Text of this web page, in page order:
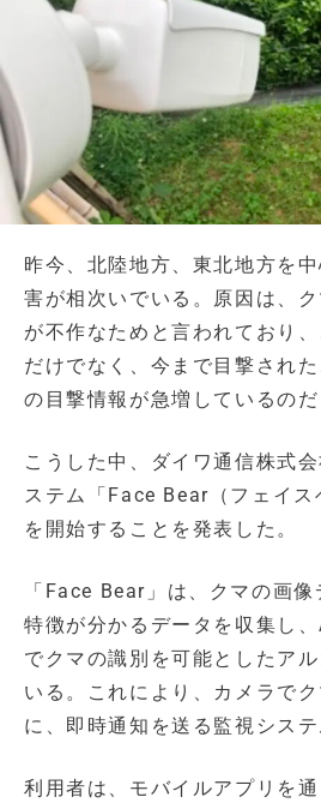
昨今、北陸地方、東北地方を
害が相次いでいる。原因は、
が不作なためと言われており
だけでなく、今まで目撃され
の目撃情報が急増しているのだ
こうした中、ダイワ通信株式
ステム「Face Bear（フェイス
を開始することを発表した。
「Face Bear」は、クマの画
特徴が分かるデータを収集し
でクマの識別を可能としたア
いる。これにより、カメラで
に、即時通知を送る監視システ
利用者は、モバイルアプリを